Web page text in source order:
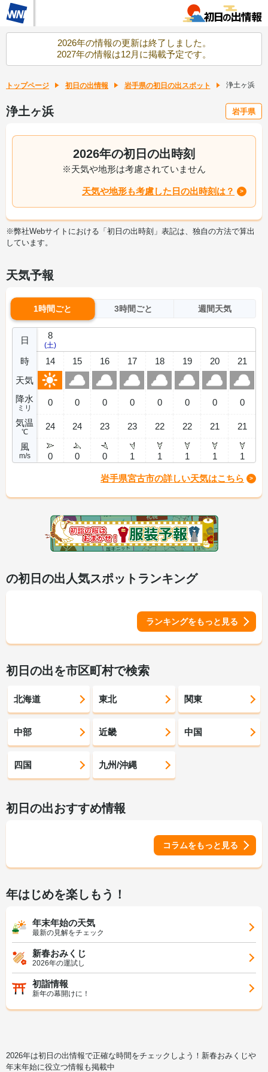
2026年の情報の更新は終了しました。
2027年の情報は12月に掲載予定です。
トップページ 初日の出情報 岩手県の初日の出スポット 浄土ヶ浜
浄土ヶ浜 岩手県
2026年の初日の出時刻
※天気や地形は考慮されていません
天気や地形も考慮した日の出時刻は？
※弊社Webサイトにおける「初日の出時刻」表記は、独自の方法で算出
しています。
天気予報
1時間ごと 3時間ごと 週間天気
日
時
天気
降水
ミリ
気温
℃
風
m/s
8
(土)
14
0
24
0
15
0
24
0
16
0
23
0
17
0
23
1
18
0
22
1
19
0
22
1
20
0
21
1
21
0
21
1
岩手県宮古市の詳しい天気はこちら
の初日の出人気スポットランキング
ランキングをもっと見る
初日の出を市区町村で検索
北海道 東北 関東
中部 近畿 中国
四国 九州/沖縄
初日の出おすすめ情報
コラムをもっと見る
年はじめを楽しもう！
年末年始の天気
最新の見解をチェック
新春おみくじ
2026年の運試し
初詣情報
新年の幕開けに！
2026年は初日の出情報で正確な時間をチェックしよう！新春おみくじや
年末年始に役立つ情報も掲載中